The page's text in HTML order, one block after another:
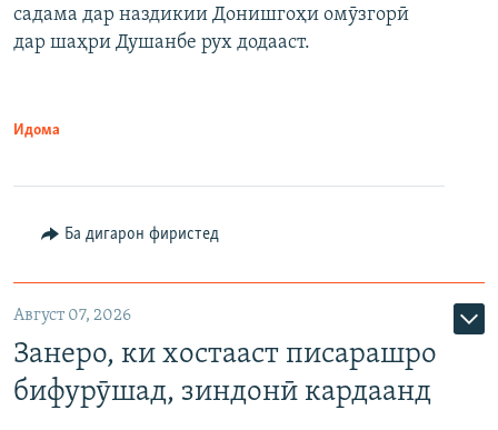
садама дар наздикии Донишгоҳи омӯзгорӣ
дар шаҳри Душанбе рух додааст.
Идома
Ба дигарон фиристед
Август 07, 2026
Занеро, ки хостааст писарашро
бифурӯшад, зиндонӣ кардаанд